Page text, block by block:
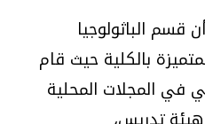
قسم الباثولوجيا
بالكلية حيث قام
بحث علمي في المجلات المحلية